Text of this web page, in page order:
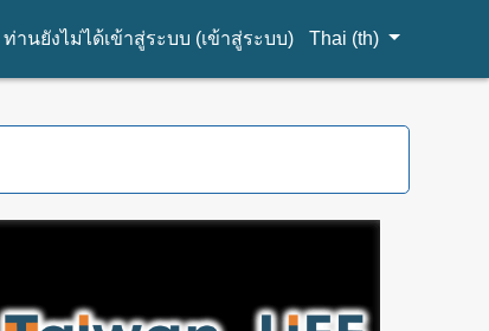
ท่านยังไม่ได้เข้าสู่ระบบ (เข้าสู่ระบบ) Thai ‎(th)‎